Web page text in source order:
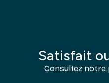
Satisfait
Consultez notre